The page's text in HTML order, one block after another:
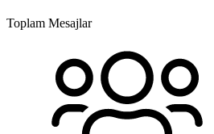
Toplam Mesajlar